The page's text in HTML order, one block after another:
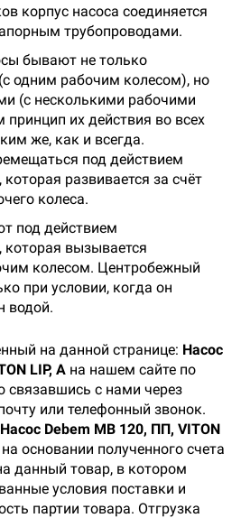
корпус насоса соединяется
трубопроводами.
бывают не только
одним рабочим колесом), но
(с несколькими рабочими
их действия во всех
же, как и всегда.
под действием
развивается за счёт
колеса.
под действием
вызывается
колесом. Центробежный
при условии, когда он
водой.
на данной странице: Насос
LIP, A на нашем сайте по
связавшись с нами через
или телефонный звонок.
Насос Debem МВ 120, ПП, VITON
основании полученного счета
данный товар, в котором
условия поставки и
партии товара. Отгрузка